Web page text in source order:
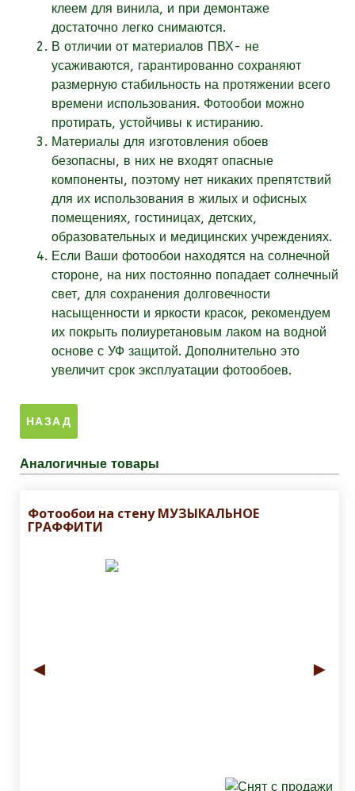
клеем для винила, и при демонтаже
достаточно легко снимаются.
В отличии от материалов ПВХ- не
усаживаются, гарантированно сохраняют
размерную стабильность на протяжении всего
времени использования. Фотообои можно
протирать, устойчивы к истиранию.
Материалы для изготовления обоев
безопасны, в них не входят опасные
компоненты, поэтому нет никаких препятствий
для их использования в жилых и офисных
помещениях, гостиницах, детских,
образовательных и медицинских учреждениях.
Если Ваши фотообои находятся на солнечной
стороне, на них постоянно попадает солнечный
свет, для сохранения долговечности
насыщенности и яркости красок, рекомендуем
их покрыть полиуретановым лаком на водной
основе с УФ защитой. Дополнительно это
увеличит срок эксплуатации фотообоев.
Аналогичные товары
Фотообои на стену МУЗЫКАЛЬНОЕ
ГРАФФИТИ
◄ ►